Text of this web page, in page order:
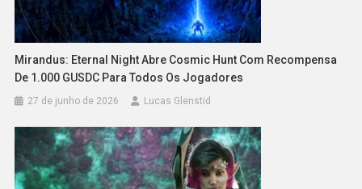
Mirandus: Eternal Night Abre Cosmic Hunt Com Recompensa
De 1.000 GUSDC Para Todos Os Jogadores
27 de junho de 2026 Lucas Glenstid